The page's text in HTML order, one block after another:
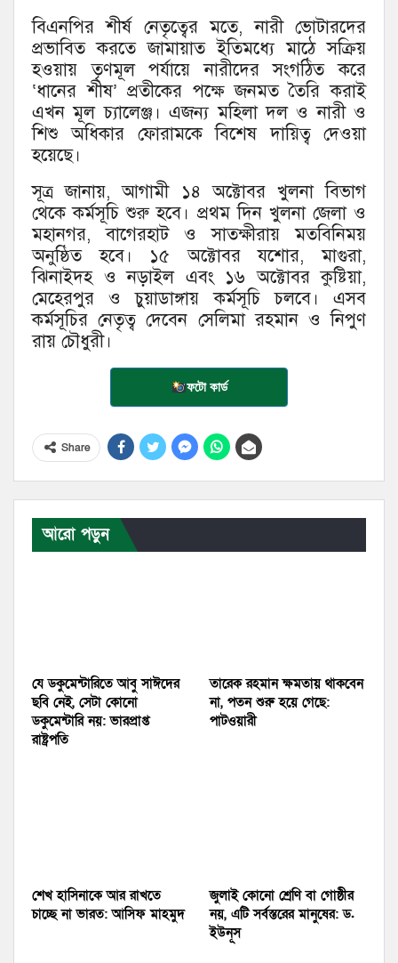
বিএনপির শীর্ষ নেতৃত্বের মতে, নারী ভোটারদের
প্রভাবিত করতে জামায়াত ইতিমধ্যে মাঠে সক্রিয়
হওয়ায় তৃণমূল পর্যায়ে নারীদের সংগঠিত করে
‘ধানের শীষ’ প্রতীকের পক্ষে জনমত তৈরি করাই
এখন মূল চ্যালেঞ্জ। এজন্য মহিলা দল ও নারী ও
শিশু অধিকার ফোরামকে বিশেষ দায়িত্ব দেওয়া
হয়েছে।
সূত্র জানায়, আগামী ১৪ অক্টোবর খুলনা বিভাগ
থেকে কর্মসূচি শুরু হবে। প্রথম দিন খুলনা জেলা ও
মহানগর, বাগেরহাট ও সাতক্ষীরায় মতবিনিময়
অনুষ্ঠিত হবে। ১৫ অক্টোবর যশোর, মাগুরা,
ঝিনাইদহ ও নড়াইল এবং ১৬ অক্টোবর কুষ্টিয়া,
মেহেরপুর ও চুয়াডাঙ্গায় কর্মসূচি চলবে। এসব
কর্মসূচির নেতৃত্ব দেবেন সেলিমা রহমান ও নিপুণ
রায় চৌধুরী।
ফটো কার্ড
Share
আরো পড়ুন
যে ডকুমেন্টারিতে আবু সাঈদের
ছবি নেই, সেটা কোনো
ডকুমেন্টারি নয়: ভারপ্রাপ্ত
রাষ্ট্রপতি
তারেক রহমান ক্ষমতায় থাকবেন
না, পতন শুরু হয়ে গেছে:
পাটওয়ারী
শেখ হাসিনাকে আর রাখতে
চাচ্ছে না ভারত: আসিফ মাহমুদ
জুলাই কোনো শ্রেণি বা গোষ্ঠীর
নয়, এটি সর্বস্তরের মানুষের: ড.
ইউনূস